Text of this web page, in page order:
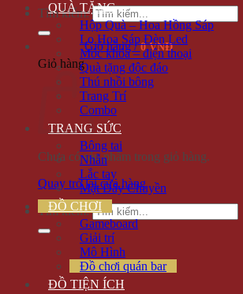
Tìm kiếm:
Giỏ hàng /0 VNĐ
Giỏ hàng
Chưa có sản phẩm trong giỏ hàng.
Quay trở lại cửa hàng
Tìm kiếm:
QUÀ TẶNG
Hộp Quà – Hoa Hồng Sáp
Lọ Hoa Sáp Đèn Led
Móc khóa – điện thoại
Quà tặng độc đáo
Thú nhồi bông
Trang Trí
Combo
TRANG SỨC
Bông tai
Nhẫn
Lắc tay
Mặt Dây Chuyền
ĐỒ CHƠI
Gameboard
Giải trí
Mô Hình
Đồ chơi quán bar
ĐỒ TIỆN ÍCH